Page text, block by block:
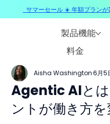
製品機能
料金
Agentic AIとは
ントが働き方
Aisha Washington 6月5
サマーセール ☀️ 年額プラン